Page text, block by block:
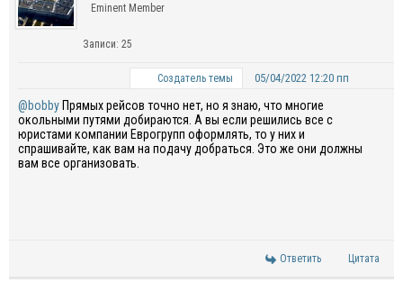
Eminent Member
Записи: 25
Создатель темы 05/04/2022 12:20 пп
@bobby Прямых рейсов точно нет, но я знаю, что многие
окольными путями добираются. А вы если решились все с
юристами компании Еврогрупп оформлять, то у них и
спрашивайте, как вам на подачу добраться. Это же они должны
вам все организовать.
Ответить Цитата